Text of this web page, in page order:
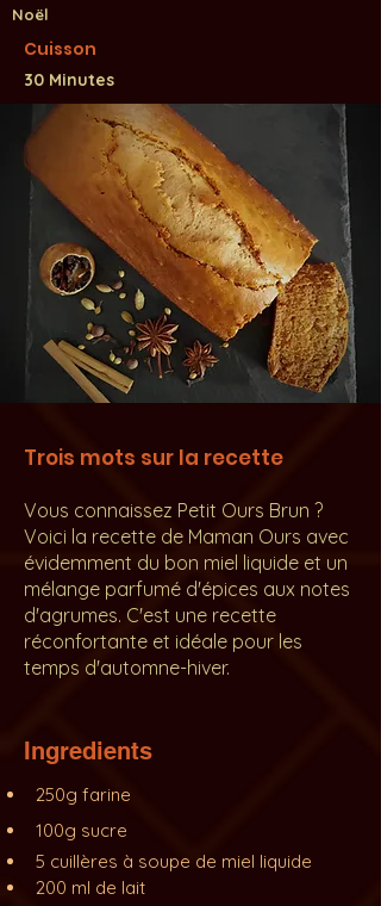
Noël
Cuisson
30 Minutes
Trois mots sur la recette
Vous connaissez Petit Ours Brun ?
Voici la recette de Maman Ours avec
évidemment du bon miel liquide et un
mélange parfumé d'épices aux notes
d'agrumes. C'est une recette
réconfortante et idéale pour les
temps d'automne-hiver.
Ingredients
250g farine
100g sucre
5 cuillères à soupe de miel liquide
200 ml de lait